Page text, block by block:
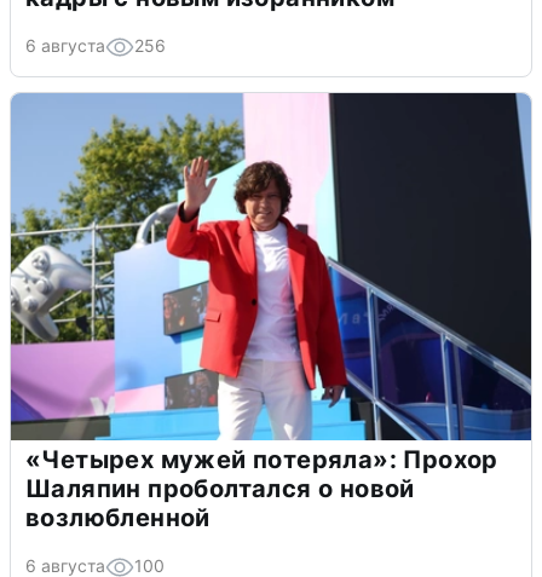
6 августа 256
«Четырех мужей потеряла»: Прохор
Шаляпин проболтался о новой
возлюбленной
6 августа 100